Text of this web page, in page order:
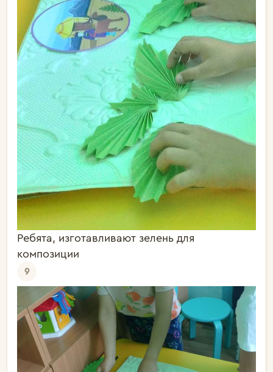
Ребята, изготавливают зелень для
композиции
9